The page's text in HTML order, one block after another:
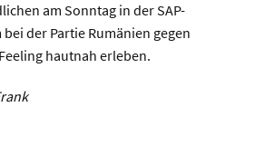
am Sonntag in der SAP-
der Partie Rumänien gegen
hautnah erleben.